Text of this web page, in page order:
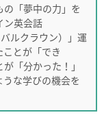
「夢中の力」を
ン英会話
バルクラウン）」運
とが「でき
「分かった！」
な学びの機会を